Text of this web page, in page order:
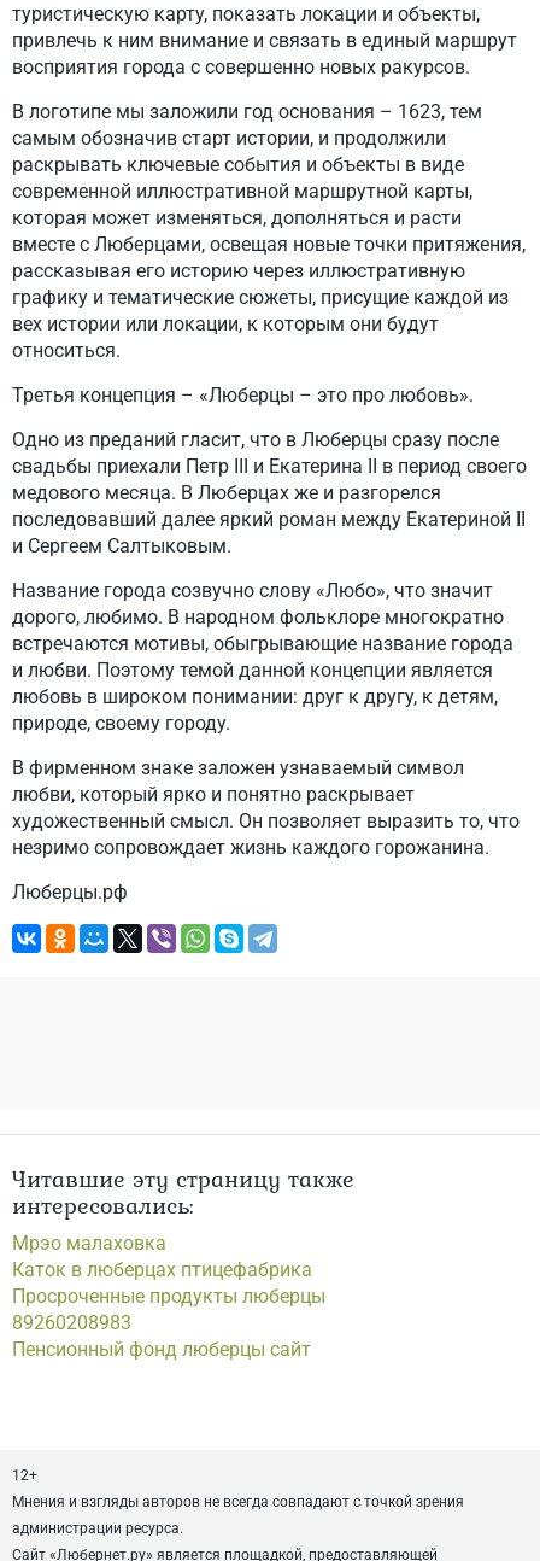
туристическую карту, показать локации и объекты,
привлечь к ним внимание и связать в единый маршрут
восприятия города с совершенно новых ракурсов.
В логотипе мы заложили год основания – 1623, тем
самым обозначив старт истории, и продолжили
раскрывать ключевые события и объекты в виде
современной иллюстративной маршрутной карты,
которая может изменяться, дополняться и расти
вместе с Люберцами, освещая новые точки притяжения,
рассказывая его историю через иллюстративную
графику и тематические сюжеты, присущие каждой из
вех истории или локации, к которым они будут
относиться.
Третья концепция – «Люберцы – это про любовь».
Одно из преданий гласит, что в Люберцы сразу после
свадьбы приехали Петр III и Екатерина II в период своего
медового месяца. В Люберцах же и разгорелся
последовавший далее яркий роман между Екатериной II
и Сергеем Салтыковым.
Название города созвучно слову «Любо», что значит
дорого, любимо. В народном фольклоре многократно
встречаются мотивы, обыгрывающие название города
и любви. Поэтому темой данной концепции является
любовь в широком понимании: друг к другу, к детям,
природе, своему городу.
В фирменном знаке заложен узнаваемый символ
любви, который ярко и понятно раскрывает
художественный смысл. Он позволяет выразить то, что
незримо сопровождает жизнь каждого горожанина.
Люберцы.рф
Читавшие эту страницу также
интересовались:
Мрэо малаховка
Каток в люберцах птицефабрика
Просроченные продукты люберцы
89260208983
Пенсионный фонд люберцы сайт
12+
Мнения и взгляды авторов не всегда совпадают с точкой зрения
администрации ресурса.
Сайт «Любернет.ру» является площадкой, предоставляющей